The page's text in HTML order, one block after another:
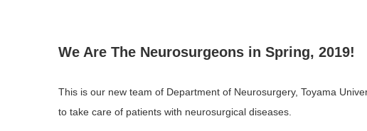
We Are The Neurosurgeons in Spring, 2019!
This is our new team of Department of Neurosurgery, Toyama
to take care of patients with neurosurgical diseases.